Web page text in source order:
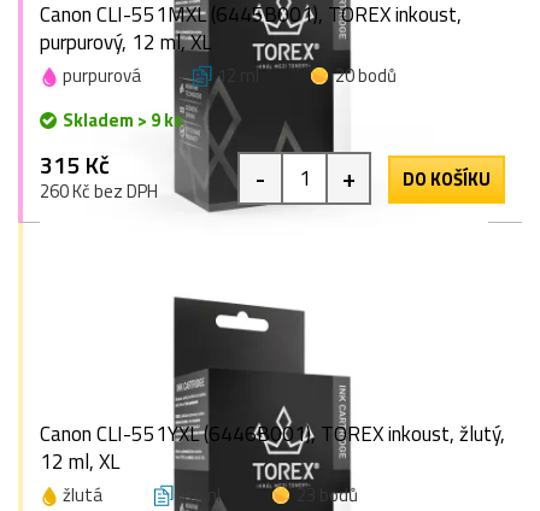
Canon CLI-551MXL (6445B001), TOREX inkoust,
purpurový, 12 ml, XL
purpurová 12 ml
20 bodů
Skladem > 9 ks
315 Kč
260 Kč bez DPH - + DO KOŠÍKU
Canon CLI-551YXL (6446B001), TOREX inkoust, žlutý,
12 ml, XL
žlutá 12 ml
23 bodů